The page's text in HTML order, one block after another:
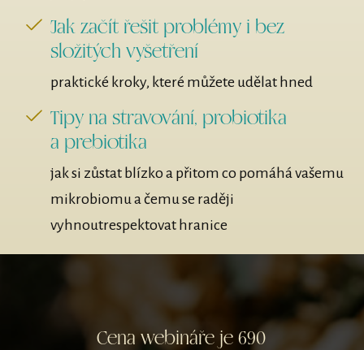
Jak začít řešit problémy i bez
složitých vyšetření
praktické kroky, které můžete udělat hned
Tipy na stravování, probiotika
a prebiotika
jak si zůstat blízko a přitom co pomáhá vašemu
mikrobiomu a čemu se raději
vyhnoutrespektovat hranice
Cena webináře je 690